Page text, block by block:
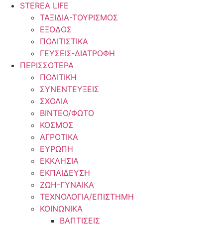
STEREA LIFE
ΤΑΞΙΔΙΑ-ΤΟΥΡΙΣΜΟΣ
ΕΞΟΔΟΣ
ΠΟΛΙΤΙΣΤΙΚΑ
ΓΕΥΣΕΙΣ-ΔΙΑΤΡΟΦΗ
ΠΕΡΙΣΣΟΤΕΡΑ
ΠΟΛΙΤΙΚΗ
ΣΥΝΕΝΤΕΥΞΕΙΣ
ΣΧΟΛΙΑ
ΒΙΝΤΕΟ/ΦΩΤΟ
ΚΟΣΜΟΣ
ΑΓΡΟΤΙΚΑ
ΕΥΡΩΠΗ
ΕΚΚΛΗΣΙΑ
ΕΚΠΑΙΔΕΥΣΗ
ΖΩΗ-ΓΥΝΑΙΚΑ
ΤΕΧΝΟΛΟΓΙΑ/ΕΠΙΣΤΗΜΗ
ΚΟΙΝΩΝΙΚΑ
ΒΑΠΤΙΣΕΙΣ